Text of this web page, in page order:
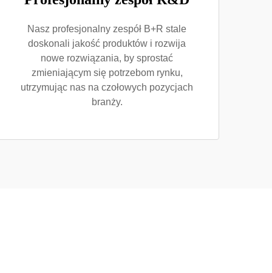
Nasz profesjonalny zespół B+R stale
doskonali jakość produktów i rozwija
nowe rozwiązania, by sprostać
zmieniającym się potrzebom rynku,
utrzymując nas na czołowych pozycjach
branży.